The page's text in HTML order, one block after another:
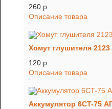
260 p.
Описание товара
Хомут глушителя 2123
120 p.
Описание товара
Аккумулятор 6CT-75